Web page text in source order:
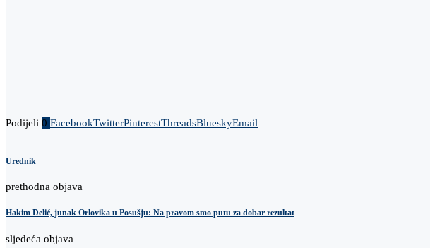
Podijeli 0 FacebookTwitterPinterestThreadsBlueskyEmail
Urednik
prethodna objava
Hakim Delić, junak Orlovika u Posušju: Na pravom smo putu za dobar rezultat
sljedeća objava